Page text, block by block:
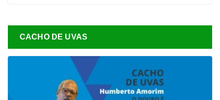
CACHO DE UVAS